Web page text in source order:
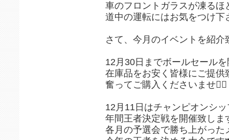
車のフロントガラスが凍る
道中の運転にはお気をつけ下
さて、今月のイベントを紹介
12月30日までボールセール
在庫品をお安く皆様にご提供
奮ってご購入くださいませ🙇‍♀️
12月11日はチャンピオンシ
年間王者決定戦を開催致しま
各月の予選会で勝ち上がった